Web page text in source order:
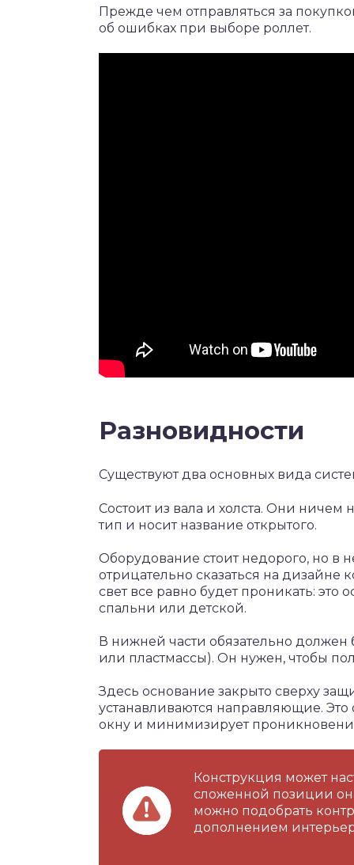
Прежде чем отправляться за
об ошибках при выборе роллет.
Разновидности
Существуют два основных вида
Состоит из вала и холста. Они
тип и носит название открытого.
Оборудование стоит недорого, но в
отрицательно сказаться на дизайне
свет все равно будет проникать: это
спальни или детской.
В нижней части обязательно
или пластмассы). Он нужен, чтобы
Здесь основание закрыто сверху
устанавливаются направляющие.
окну и минимизирует
Конструкция может
сложенной позиции
можно подобрать
дополнением